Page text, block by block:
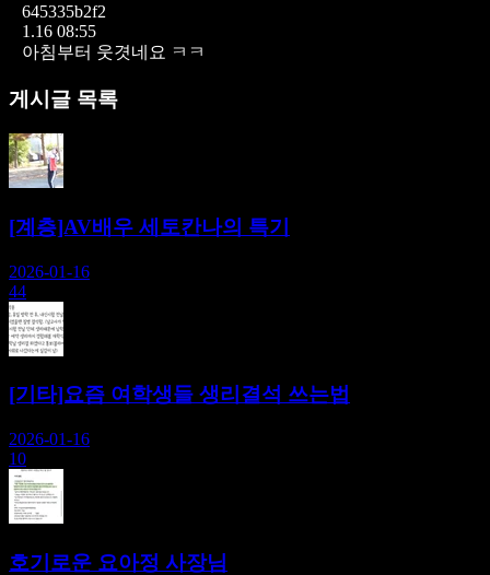
645335b2f2
1.16 08:55
아침부터 웃겻네요 ㅋㅋ
게시글 목록
[계층]AV배우 세토칸나의 특기
2026-01-16
44
[기타]요즘 여학생들 생리결석 쓰는법
2026-01-16
10
호기로운 요아정 사장님